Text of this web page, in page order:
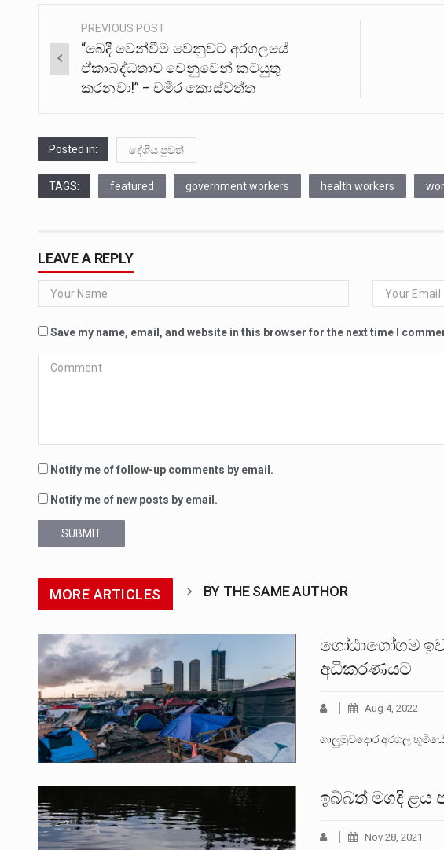
Post
navigation
PREVIOUS POST
“බෙදී වෙන්වීම වෙනුවට අරගලයේ
ඒකාබද්ධතාව වෙනුවෙන් කටයුතු
කරනවා!” – චමීර කොස්වත්ත
Posted in: දේශීය පුවත්
TAGS: featured government workers health workers
LEAVE A REPLY
Save my name, email, and website in this browser for the next time I
Notify me of follow-up comments by email.
Notify me of new posts by email.
SUBMIT
MORE ARTICLES BY THE SAME AUTHOR
ගෝඨාගෝගම
අධිකරණයට
Aug 4, 2022
ගාලුමුවදොර අරගල භූමියේ
ඉබ්බත් මගදි ළය
Nov 28, 2021